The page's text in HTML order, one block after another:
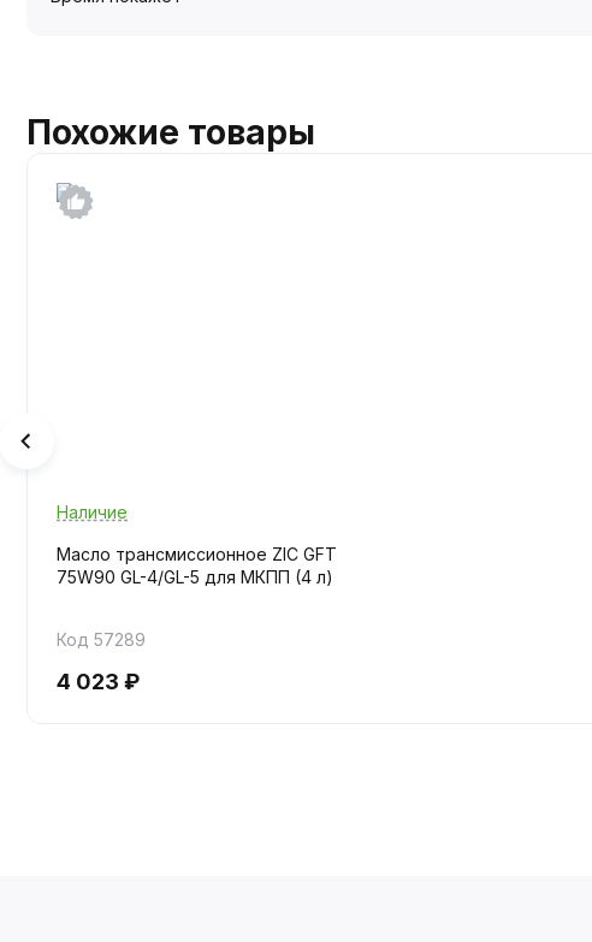
Похожие товары
Наличие
Масло трансмиссионное ZIC GFT
75W90 GL-4/GL-5 для МКПП (4 л)
Код 57289
4 023 ₽